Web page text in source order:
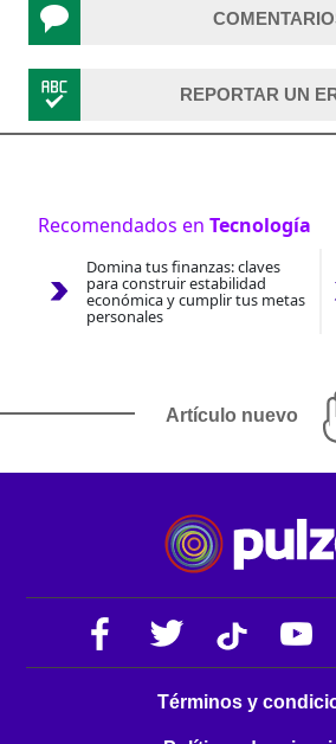
REPORTAR UN
Recomendados en Tecnología
Domina tus finanzas: claves
para construir estabilidad
económica y cumplir tus metas
personales
Artículo nuevo
Términos y